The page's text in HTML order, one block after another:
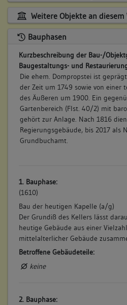
Weitere Objekte an diesem
Bauphasen
Kurzbeschreibung der Bau-/
Baugestaltungs- und
Die ehem. Dompropstei ist
der Zeit um 1749 sowie von einer
des Äußeren um 1900. Ein
Gartenbereich (Flst. 40/2) mit
gehört zur Anlage. Nach 1816
Regierungsgebäude, bis 2017 als
Grundbuchamt.
1. Bauphase:
(1610)
Bau der heutigen Kapelle (a/g)
Der Grundiß des Kellers lässt
heutige Gebäude aus einer
mittelalterlicher Gebäude
Betroffene Gebäudeteile:
keine
2. Bauphase: